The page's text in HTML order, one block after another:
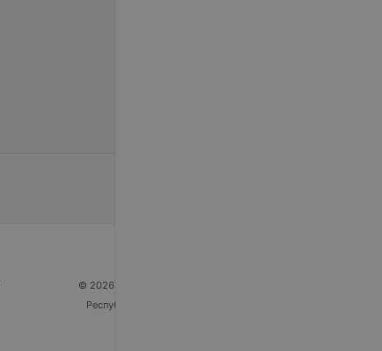
© 2026 ООО «Артокс Лаб», УНП 191700409
Республика Беларусь, г. Минск, улица Толбухина, 2,